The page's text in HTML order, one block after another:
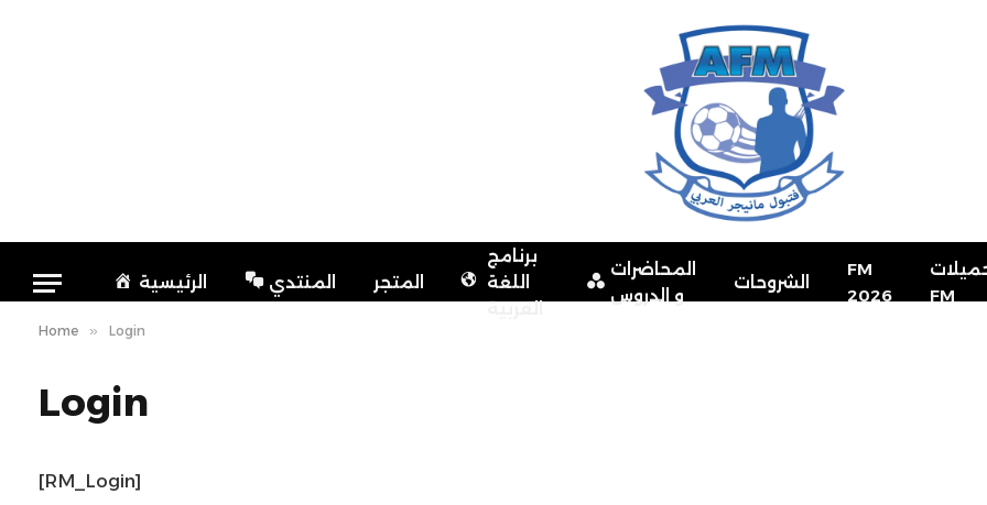
الرئيسية المنتدي المتجر
برنامج
اللغة
العربية
المحاضرات
و الدروس
الشروحات
FM
2026
FM
Home » Login
Login
[RM_Login]